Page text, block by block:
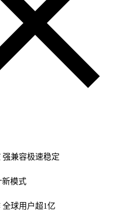
兼容极速稳定
新模式
球用户超1亿